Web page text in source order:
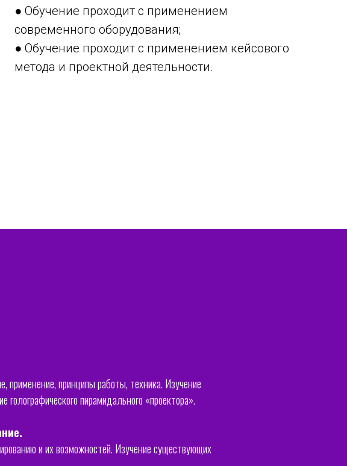
● Обучение проходит с применением
современного оборудования;
● Обучение проходит с применением кейсового
метода и проектной деятельности.
применение, принципы работы, техника. Изучение
пирамидального «проектора».
и их возможностей. Изучение существующих